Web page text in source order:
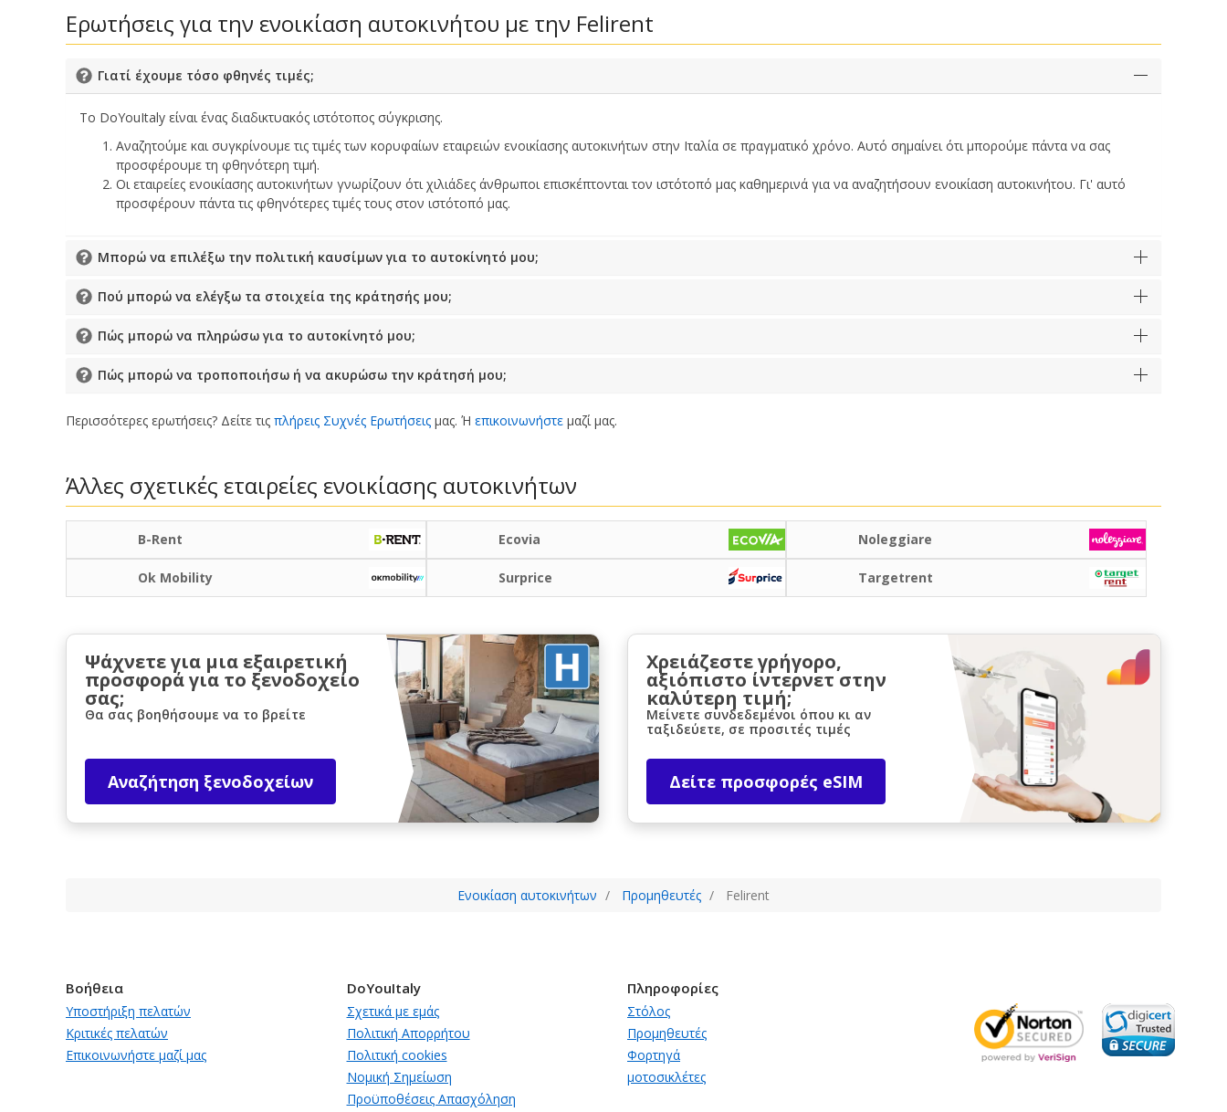
Σύνδεση με eLink
Ερωτήσεις για την ενοικίαση αυτοκινήτου με την Felirent
Γιατί έχουμε τόσο φθηνές τιμές;
Το DoYouItaly είναι ένας διαδικτυακός ιστότοπος σύγκρισης.
Αναζητούμε και συγκρίνουμε τις τιμές των κορυφαίων εταιρειών ενοικίασης αυτοκινήτων στην Ιταλία σε πραγματικό χρόνο. Αυτό σημαίνει ότι μπορούμε πάντα να σας
προσφέρουμε τη φθηνότερη τιμή.
Οι εταιρείες ενοικίασης αυτοκινήτων γνωρίζουν ότι χιλιάδες άνθρωποι επισκέπτονται τον ιστότοπό μας καθημερινά για να αναζητήσουν ενοικίαση αυτοκινήτου. Γι' αυτό
προσφέρουν πάντα τις φθηνότερες τιμές τους στον ιστότοπό μας.
Μπορώ να επιλέξω την πολιτική καυσίμων για το αυτοκίνητό μου;
Πού μπορώ να ελέγξω τα στοιχεία της κράτησής μου;
Πώς μπορώ να πληρώσω για το αυτοκίνητό μου;
Πώς μπορώ να τροποποιήσω ή να ακυρώσω την κράτησή μου;
Περισσότερες ερωτήσεις? Δείτε τις πλήρεις Συχνές Ερωτήσεις μας. Ή επικοινωνήστε μαζί μας.
Άλλες σχετικές εταιρείες ενοικίασης αυτοκινήτων
B-Rent Ecovia Noleggiare
Ok Mobility Surprice Targetrent
Ψάχνετε για μια εξαιρετική
προσφορά για το ξενοδοχείο
σας;
Θα σας βοηθήσουμε να το βρείτε
Αναζήτηση ξενοδοχείων
Χρειάζεστε γρήγορο,
αξιόπιστο ίντερνετ στην
καλύτερη τιμή;
Μείνετε συνδεδεμένοι όπου κι αν
ταξιδεύετε, σε προσιτές τιμές
Δείτε προσφορές eSIM
Ενοικίαση αυτοκινήτων Προμηθευτές Felirent
Βοήθεια
Υποστήριξη πελατών
Κριτικές πελατών
Επικοινωνήστε μαζί μας
DoYouItaly
Σχετικά με εμάς
Πολιτική Απορρήτου
Πολιτική cookies
Νομική Σημείωση
Προϋποθέσεις Απασχόληση
Πληροφορίες
Στόλος
Προμηθευτές
Φορτηγά
μοτοσικλέτες